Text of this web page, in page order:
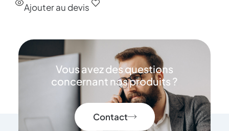
Ajouter au devis
Vous avez des questions
concernant nos produits ?
Contact